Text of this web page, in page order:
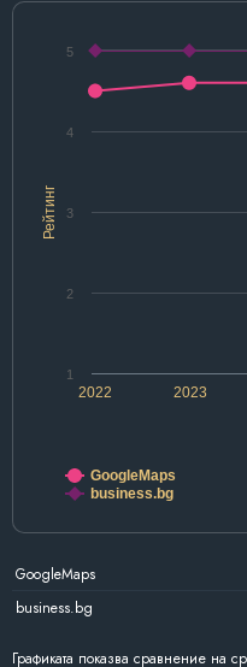
Рейтинг
2022 2023
1
2
3
4
5
GoogleMaps
business.bg
GoogleMaps
business.bg
Графиката показва сравнение на